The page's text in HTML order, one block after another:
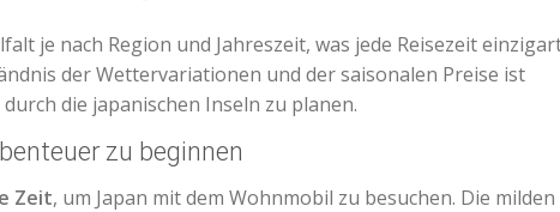
je nach Region und Jahreszeit, was jede Reisezeit
der Wettervariationen und der saisonalen Preise ist
die japanischen Inseln zu planen.
zu beginnen
Zeit, um Japan mit dem Wohnmobil zu besuchen. Die milden